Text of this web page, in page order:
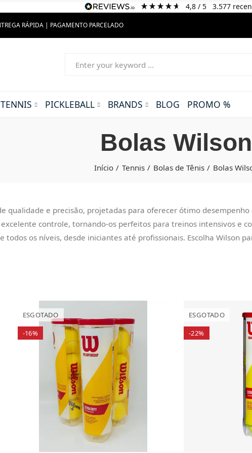
4,8/ 5 3.577
RÁPIDA | PAGAMENTO PARCELADO
PICKLEBALL BRANDS BLOG PROMO %
Bolas Wilson
Início Tennis Bolas de Tênis Bolas
qualidade e precisão, projetadas para oferecer ótimo
controle, tornando-os perfeitos para treinos intensivos e
todos os níveis, desde iniciantes até profissionais. Escolha Wilson
ESGOTADO
-16%
ESGOTADO
-22%